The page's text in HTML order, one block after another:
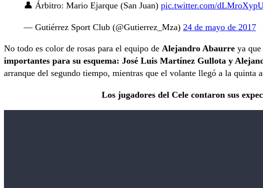
👤 Árbitro: Mario Ejarque (San Juan) pic.twitter.com/
— Gutiérrez Sport Club (@Gutierrez_Mza) 24 de mayo de 2017
No todo es color de rosas para el equipo de Alejandro Abaurre ya que
importantes para su esquema: José Luis Martínez Gullota y
arranque del segundo tiempo, mientras que el volante llegó a la quinta
Los jugadores del Cele contaron sus